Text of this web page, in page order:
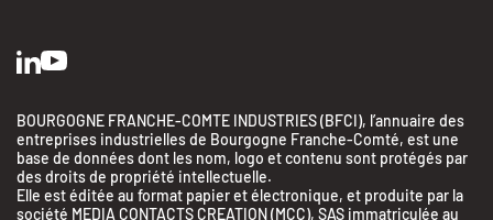
BOURGOGNE FRANCHE-COMTE INDUSTRIES (BFCI), l’annuaire des
entreprises industrielles de Bourgogne Franche-Comté, est une
base de données dont les nom, logo et contenu sont protégés par
des droits de propriété intellectuelle.
Elle est éditée au format papier et électronique, et produite par la
société MEDIA CONTACTS CREATION (MCC), SAS immatriculée au